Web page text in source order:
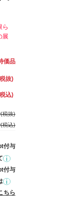
ら
展
価品
抜)
込)
(税抜)
(税込)
付与
付与
ちら